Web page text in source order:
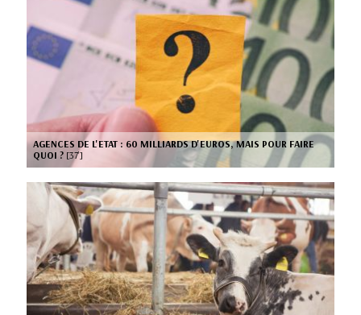
AGENCES DE L'ETAT : 60 MILLIARDS D'EUROS, MAIS POUR FAIRE
QUOI ? [37’]